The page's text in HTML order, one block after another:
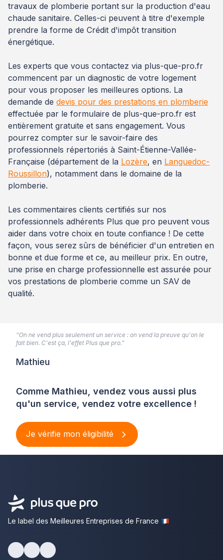
travaux de plomberie portant sur la production d'eau
chaude sanitaire. Celles-ci peuvent à titre d'exemple
prendre la forme de Crédit d'impôt transition
énergétique.
Les experts que vous contactez via plus-que-pro.fr
commencent par un diagnostic de votre logement
pour vous proposer les meilleures options. La
demande de devis pour des prestations en plomberie
effectuée par le formulaire de plus-que-pro.fr est
entièrement gratuite et sans engagement. Vous
pourrez compter sur le savoir-faire des
professionnels répertoriés à Saint-Étienne-Vallée-
Française (département de la Lozère, en Languedoc-
Roussillon), notamment dans le domaine de la
plomberie.
Les commentaires clients certifiés sur nos
professionnels adhérents Plus que pro peuvent vous
aider dans votre choix en toute confiance ! De cette
façon, vous serez sûrs de bénéficier d'un entretien en
bonne et due forme et ce, au meilleur prix. En outre,
une prise en charge professionnelle est assurée pour
vos prestations de plomberie comme un SAV de
qualité.
Comme Mathieu, vendez vous aussi plus
qu'un service, vendez votre excellence !
Je vérifie mon éligibilité
“On ne vend plus seulement un service : on vend la preuve qu'on le
fait bien. C'est ça, l'effet Plus que pro.”
Mathieu
Le label des Meilleures Entreprises de France